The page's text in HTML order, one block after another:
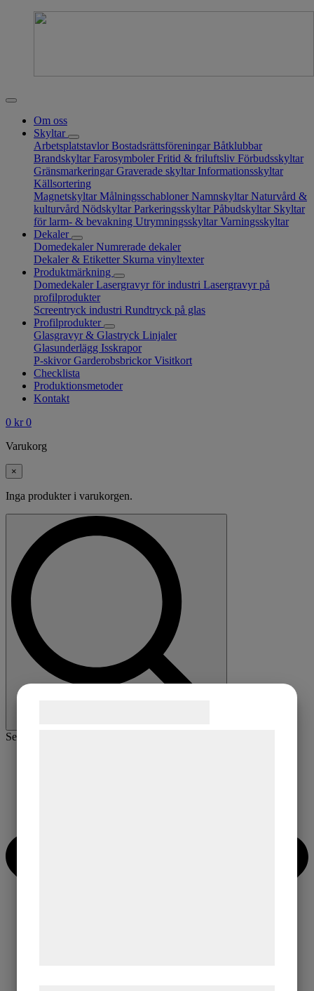
Om oss
Skyltar
Arbetsplatstavlor Bostadsrättsföreningar Båtklubbar
Brandskyltar Farosymboler Fritid & friluftsliv Förbudsskyltar
Gränsmarkeringar Graverade skyltar Informationsskyltar
Källsortering
Magnetskyltar Målningsschabloner Namnskyltar Naturvård &
kulturvård Nödskyltar Parkeringsskyltar Påbudskyltar Skyltar
för larm- & bevakning Utrymningsskyltar Varningsskyltar
Dekaler
Domedekaler Numrerade dekaler
Dekaler & Etiketter Skurna vinyltexter
Produktmärkning
Domedekaler Lasergravyr för industri Lasergravyr på
profilprodukter
Screentryck industri Rundtryck på glas
Profilprodukter
Glasgravyr & Glastryck Linjaler
Glasunderlägg Isskrapor
P-skivor Garderobsbrickor Visitkort
Checklista
Produktionsmetoder
Kontakt
0 kr 0
Varukorg
×
Inga produkter i varukorgen.
Search for: